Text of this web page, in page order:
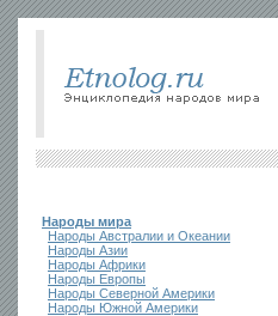
Народы мира
Народы Австралии и Океании
Народы Азии
Народы Африки
Народы Европы
Народы Северной Америки
Народы Южной Америки